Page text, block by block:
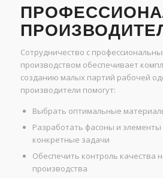
Сотрудничество с
производством обеспечивает
созданию малых партий рабочей
производители помогут:
Выбрать оптимальные
Разработать фасоны и
конкретные задачи
Обеспечить контроль качества
производства